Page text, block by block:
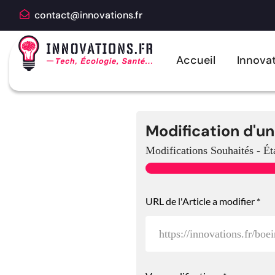
contact@innovations.fr
Accueil
Modification
Modifications Souhaités -
URL de l'Article a modifier *